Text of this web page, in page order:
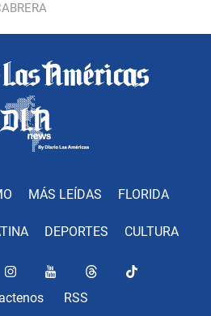
MÁS LEÍDAS FLORIDA
DEPORTES CULTURA
RSS